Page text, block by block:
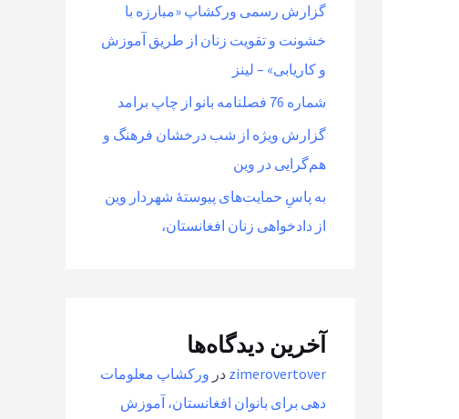
گزارش رسمی ورکشاپ «مبارزه با
خشونت و تقویت زنان از طریق آموزش
و کاریابی» – لینز
شماره 76 فصلنامه بانو از چاپ برامد
گزارش ویژه از شب درخشان فرهنگ و
هم‌گرایی در وین
به پاسِ حمایت‌های پیوستهٔ شهردار وین
از دادخواهی زنان افغانستان،
آخرین دیدگاه‌ها
zimerovertover در ورکشاپ معلومات
دهی برای بانوان افغانستان، آموزش